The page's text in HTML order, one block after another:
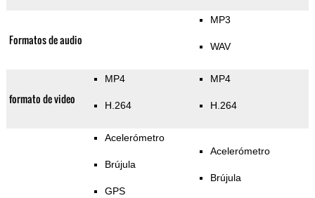
Formatos de audio
MP3
WAV
formato de video
MP4
H.264
MP4
H.264
Acelerómetro
Brújula
GPS
Acelerómetro
Brújula